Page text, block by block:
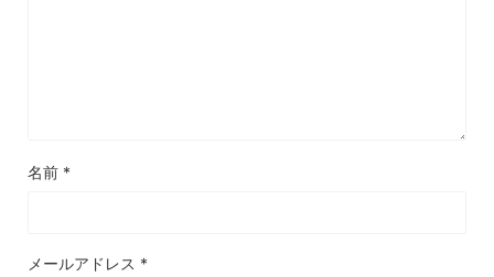
名前 *
メールアドレス *